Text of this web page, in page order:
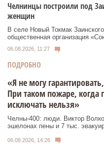
Челнинцы построили под
женщин
В селе Новый Токмак
общественная организация
06.08.2026, 11:27
ПОДРОБНО
«Я не могу
При таком пожаре, когда
исключать нельзя»
Челны-400: люди. Виктор
эшелонах пены и 7 тыс.
06.08.2026, 14:26